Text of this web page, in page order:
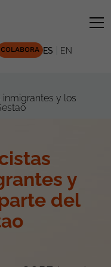
COLABORA ES EN
y los
y
del